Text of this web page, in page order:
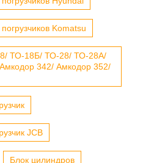
Komatsu
ТО-18Б/ ТО-28/ ТО-28А/
342/ Амкодор 352/
JCB
Блок цилиндров